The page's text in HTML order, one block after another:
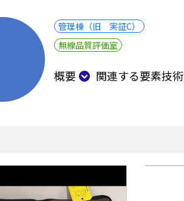
管理棟（旧 実証C）
無線品質評価室
概要 関連する要素技術